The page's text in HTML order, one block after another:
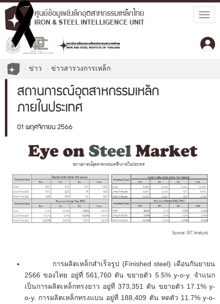
ข่าว ข่าวสารวงการเหล็ก
สถานการณ์อุตสาหกรรมเหล็ก
ภายในประเทศ
01 พฤศจิกายน 2566
การผลิตเหล็กสำเร็จรูป (Finished steel) เดือนกันยายน
2566 ของไทย อยู่ที่ 561,760 ตัน ขยายตัว 5.5% y-o-y. จำแนก
เป็นการผลิตเหล็กทรงยาว อยู่ที่ 373,351 ตัน ขยายตัว 17.1% y-
o-y. การผลิตเหล็กทรงแบน อยู่ที่ 188,409 ตัน หดตัว 11.7% y-o-